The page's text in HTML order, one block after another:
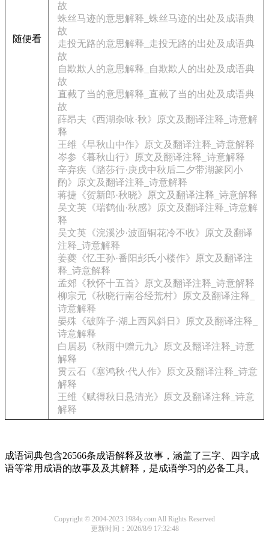
随便看
故
蛛丝马迹的意思解释_蛛丝马迹的出处及成语典
故
走投无路的意思解释_走投无路的出处及成语典
故
自欺欺人的意思解释_自欺欺人的出处及成语典
故
直截了当的意思解释_直截了当的出处及成语典
故
薛昂夫《西湖杂咏·秋》原文及翻译注释_诗意解
释
王维《早秋山中作》原文及翻译注释_诗意解释
岑参《暮秋山行》原文及翻译注释_诗意解释
辛弃疾《踏莎行·庚戌中秋后二夕带湖篆冈小
酌》原文及翻译注释_诗意解释
蒋捷《贺新郎·秋晓》原文及翻译注释_诗意解释
吴文英《瑞鹤仙·秋感》原文及翻译注释_诗意解
释
吴文英《浣溪沙·波面铜花冷不收》原文及翻译
注释_诗意解释
姜夔《忆王孙·番阳彭氏小楼作》原文及翻译注
释_诗意解释
孟郊《秋怀十五首》原文及翻译注释_诗意解释
柳宗元《秋晓行南谷经荒村》原文及翻译注释_
诗意解释
晏殊《破阵子·湖上西风斜日》原文及翻译注释_
诗意解释
白居易《秋雨中赠元九》原文及翻译注释_诗意
解释
贯云石《塞鸿秋·代人作》原文及翻译注释_诗意
解释
王维《赋得秋日悬清光》原文及翻译注释_诗意
解释
成语词典包含26566条成语解释及故事，涵盖了三字、四字成
语等常用成语的故事及及其解释，是成语学习的必备工具。
Copyright © 2004-2023 1984y.com All Rights Reserved
更新时间：2026/8/9 17:32:48